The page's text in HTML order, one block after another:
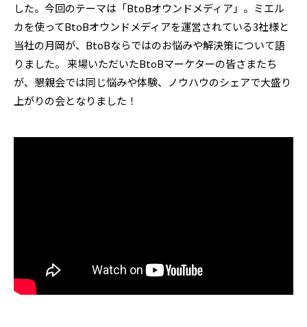
した。今回のテーマは「BtoBオウンドメディア」。ミエル
カを使ってBtoBオウンドメディアを運営されている3社様と
当社の月岡が、BtoBならではのお悩みや解決策について語
りました。 来場いただいたBtoBマーケターの皆さまたち
が、懇親会では同じ悩みや体験、ノウハウのシェアで大盛り
上がりの会となりました！